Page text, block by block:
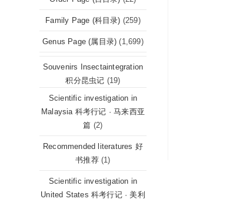
Family Page (科目录) (259)
Genus Page (属目录) (1,699)
Souvenirs Insectaintegration
积分昆虫记 (19)
Scientific investigation in
Malaysia 科考行记 · 马来西亚
篇 (2)
Recommended literatures 好
书推荐 (1)
Scientific investigation in
United States 科考行记 · 美利